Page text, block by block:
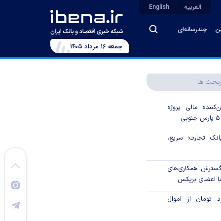
چندرسانه‌ای
العربیه English
جمعه ۱۶ مرداد ۱۴۰۵
ها
مالی پروژه
تجارت؛ سریع،
گسترش همکاری‌های
اعضای بریکس
میلیارد تومان از اموال